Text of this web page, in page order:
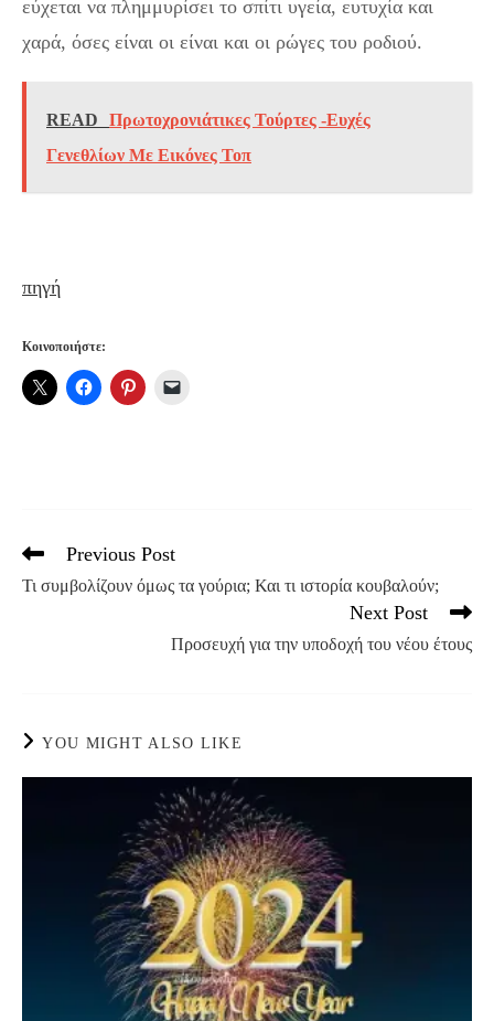
εύχεται να πλημμυρίσει το σπίτι υγεία, ευτυχία και
χαρά, όσες είναι οι είναι και οι ρώγες του ροδιού.
READ
Πρωτοχρονιάτικες Τούρτες -Ευχές
Γενεθλίων Με Εικόνες Τοπ
πηγή
Κοινοποιήστε:
Read
articles
Previous Post
Τι συμβολίζουν όμως τα γούρια; Και τι ιστορία κουβαλούν;
Next Post
Προσευχή για την υποδοχή του νέου έτους
YOU MIGHT ALSO LIKE